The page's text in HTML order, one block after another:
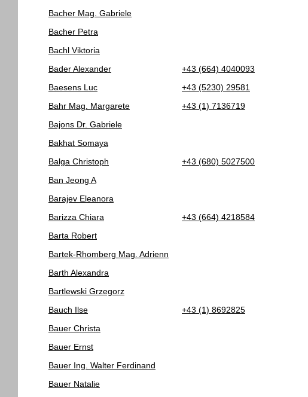
Bacher Mag. Gabriele
Bacher Petra
Bachl Viktoria
Bader Alexander
+43 (664) 4040093
Baesens Luc
+43 (5230) 29581
Bahr Mag. Margarete
+43 (1) 7136719
Bajons Dr. Gabriele
Bakhat Somaya
Balga Christoph
+43 (680) 5027500
Ban Jeong A
Barajev Eleanora
Barizza Chiara
+43 (664) 4218584
Barta Robert
Bartek-Rhomberg Mag. Adrienn
Barth Alexandra
Bartlewski Grzegorz
Bauch Ilse
+43 (1) 8692825
Bauer Christa
Bauer Ernst
Bauer Ing. Walter Ferdinand
Bauer Natalie